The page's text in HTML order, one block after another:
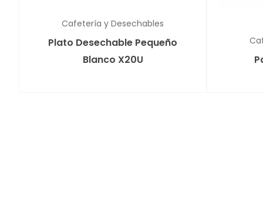
Cafetería y Desechables
Plato Desechable Pequeño
Blanco X20U